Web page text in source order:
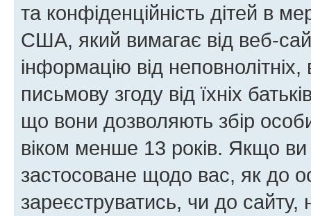
та конфіденційність дітей в
США, який вимагає від веб-
інформацію від
письмову згоду від їхніх
що вони дозволяють збір
віком менше 13 років. Якщо
застосоване щодо вас, як до
зареєструватись, чи до